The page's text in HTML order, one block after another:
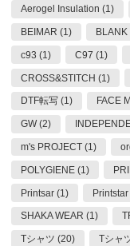
Aerogel Insulation (1)
BEIMAR (1) BLANK
c93 (1) C97 (1)
CROSS&STITCH (1)
DTF転写 (1) FACE
GW (2)
m's PROJECT (1)
POLYGIENE (1)
Printsar (1)
SHAKA WEAR (1)
Tシャツ (20) Tシャ